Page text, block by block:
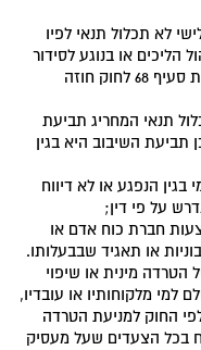
לא תכלול תנאי לפיו
הליכים או בנוגע לסידור
או ליישוב תביעה, מבלי לציין את כל הוראות סעיף 68 לחוק חוזה
תנאי המחריג תביעת
תביעת השיבוב היא בגין
בגין הנפגע או לא דיווח
על פי דין;
חברת כוח אדם או
או תאגיד שבבעלותו.
הטרדה מינית או שיפוי
למי מלקוחותיו או עובדיו,
החוק למניעת הטרדה
המבוטח בכל הצעדים שעל מעסיק